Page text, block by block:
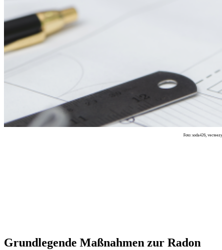
Foto: soda426, vecteezy
Grundlegende Maßnahmen zur Radon